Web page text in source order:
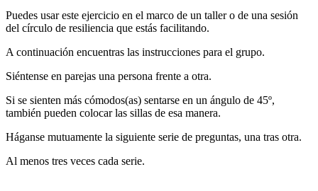
Puedes usar este ejercicio en el marco de un taller o de una sesión
del círculo de resiliencia que estás facilitando.
A continuación encuentras las instrucciones para el grupo.
Siéntense en parejas una persona frente a otra.
Si se sienten más cómodos(as) sentarse en un ángulo de 45º,
también pueden colocar las sillas de esa manera.
Háganse mutuamente la siguiente serie de preguntas, una tras otra.
Al menos tres veces cada serie.